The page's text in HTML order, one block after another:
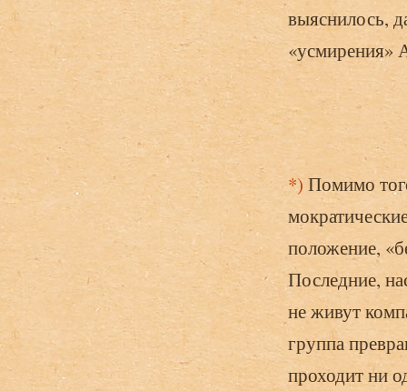
выяснилось,
«усмире­ния»
*) Помимо
положение,
Последние,
не живут
группа
проходит ни